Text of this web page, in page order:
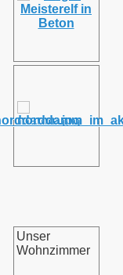
Unser
Wohnzimmer